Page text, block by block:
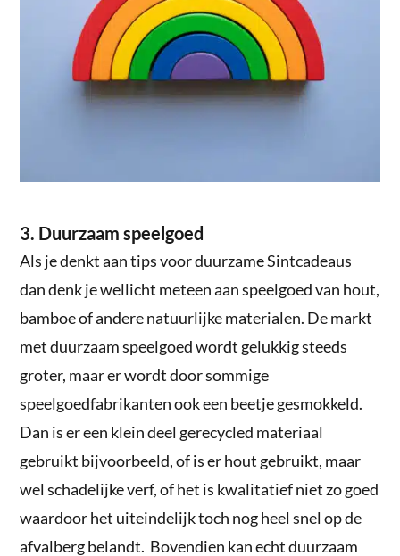
3. Duurzaam speelgoed
Als je denkt aan tips voor duurzame Sintcadeaus
dan denk je wellicht meteen aan speelgoed van hout,
bamboe of andere natuurlijke materialen. De markt
met duurzaam speelgoed wordt gelukkig steeds
groter, maar er wordt door sommige
speelgoedfabrikanten ook een beetje gesmokkeld.
Dan is er een klein deel gerecycled materiaal
gebruikt bijvoorbeeld, of is er hout gebruikt, maar
wel schadelijke verf, of het is kwalitatief niet zo goed
waardoor het uiteindelijk toch nog heel snel op de
afvalberg belandt. Bovendien kan echt duurzaam